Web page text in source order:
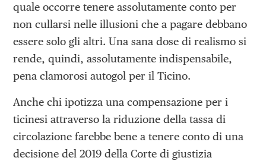
quale occorre tenere assolutamente conto per
non cullarsi nelle illusioni che a pagare debbano
essere solo gli altri. Una sana dose di realismo si
rende, quindi, assolutamente indispensabile,
pena clamorosi autogol per il Ticino.
Anche chi ipotizza una compensazione per i
ticinesi attraverso la riduzione della tassa di
circolazione farebbe bene a tenere conto di una
decisione del 2019 della Corte di giustizia